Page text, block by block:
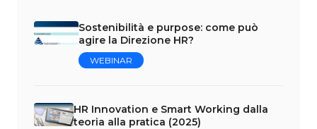
Sostenibilità e purpose: come può
agire la Direzione HR?
WEBINAR
HR Innovation e Smart Working dalla
teoria alla pratica (2025)